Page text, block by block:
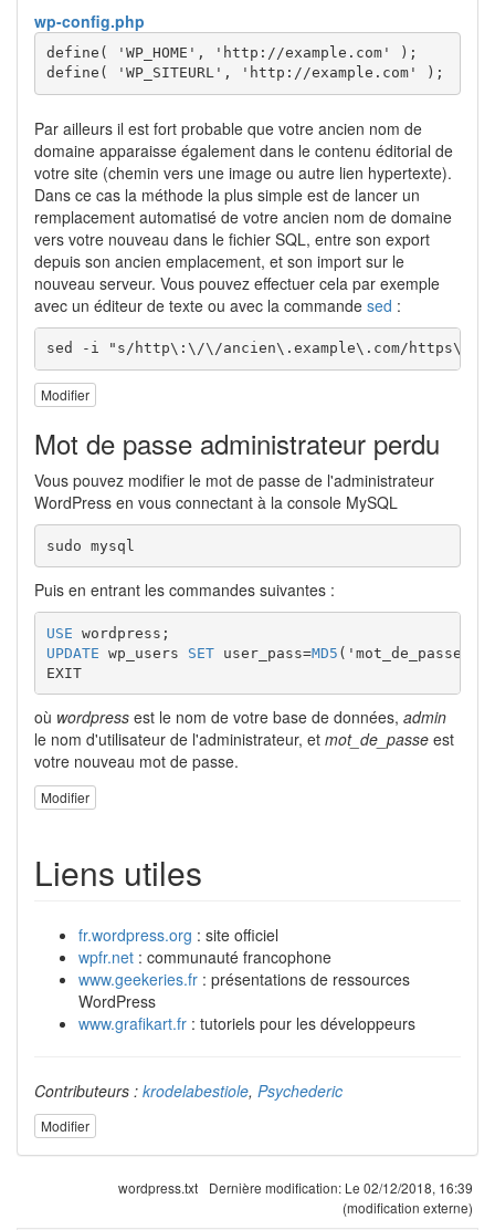
wp-config.php
define( 'WP_HOME', 'http://example.com' );
define( 'WP_SITEURL', 'http://example.com' );
Par ailleurs il est fort probable que votre ancien nom de
domaine apparaisse également dans le contenu éditorial de
votre site (chemin vers une image ou autre lien hypertexte).
Dans ce cas la méthode la plus simple est de lancer un
remplacement automatisé de votre ancien nom de domaine
vers votre nouveau dans le fichier SQL, entre son export
depuis son ancien emplacement, et son import sur le
nouveau serveur. Vous pouvez effectuer cela par exemple
avec un éditeur de texte ou avec la commande sed :
sed -i "s/http\:\/\/ancien\.example\.com/https\:\/\/
Modifier
Mot de passe administrateur perdu
Vous pouvez modifier le mot de passe de l'administrateur
WordPress en vous connectant à la console MySQL
sudo mysql
Puis en entrant les commandes suivantes :
USE wordpress ;
UPDATE wp_users SET user_pass=MD5 ( 'mot de passe'
EXIT
où wordpress est le nom de votre base de données, admin
le nom d'utilisateur de l'administrateur, et mot_de_passe est
votre nouveau mot de passe.
Modifier
Liens utiles
fr.wordpress.org : site officiel
wpfr.net : communauté francophone
www.geekeries.fr : présentations de ressources
WordPress
www.grafikart.fr : tutoriels pour les développeurs
Contributeurs : krodelabestiole, Psychederic
Modifier
wordpress.txt Dernière modification: Le 02/12/2018, 16:39
(modification externe)